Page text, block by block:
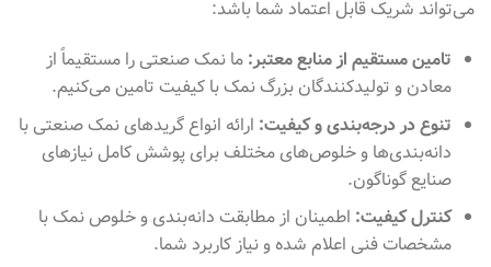
می‌تواند شریک قابل اعتماد شما باشد:
تامین مستقیم از منابع معتبر: ما نمک صنعتی را مستقیماً از
معادن و تولیدکنندگان بزرگ نمک با کیفیت تامین می‌کنیم.
تنوع در درجه‌بندی و کیفیت: ارائه انواع گریدهای نمک صنعتی با
دانه‌بندی‌ها و خلوص‌های مختلف برای پوشش کامل نیازهای
صنایع گوناگون.
کنترل کیفیت: اطمینان از مطابقت دانه‌بندی و خلوص نمک با
مشخصات فنی اعلام شده و نیاز کاربرد شما.